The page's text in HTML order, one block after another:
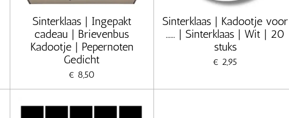
Sinterklaas | Ingepakt
cadeau | Brievenbus
Kadootje | Pepernoten
Gedicht
€ 8,50
Sinterklaas | Kadootje voor
...... | Sinterklaas | Wit | 20
stuks
€ 2,95